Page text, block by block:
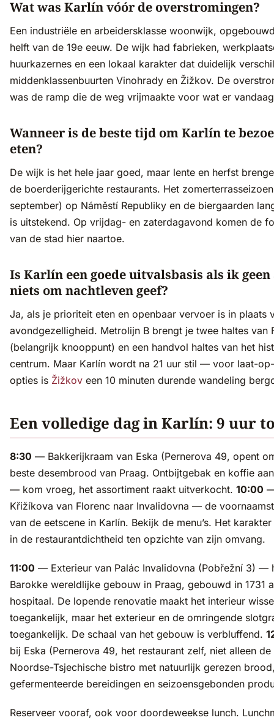
Wat was Karlín vóór de overstromingen?
Een industriële en arbeidersklasse woonwijk,
helft van de 19e eeuw. De wijk had fabrieken,
huurkazernes en een lokaal karakter dat duidelijk
middenklassenbuurten Vinohrady en Žižkov. De
was de ramp die de weg vrijmaakte voor wat er
Wanneer is de beste tijd om Karlín te
eten?
De wijk is het hele jaar goed, maar lente en herfst
de boerderijgerichte restaurants. Het
september) op Náměstí Republiky en de biergaarden
is uitstekend. Op vrijdag- en zaterdagavond komen de
van de stad hier naartoe.
Is Karlín een goede uitvalsbasis als ik
niets om nachtleven geef?
Ja, als je prioriteit eten en openbaar vervoer is in plaats
avondgezelligheid. Metrolijn B brengt je twee haltes van
(belangrijk knooppunt) en een handvol haltes van het
centrum. Maar Karlín wordt na 21 uur stil — voor laat-
opties is Žižkov een 10 minuten durende wandeling
Een volledige dag in Karlín: 9 uur
8:30 — Bakkerijkraam van Eska (Pernerova 49, opent
beste desembrood van Praag. Ontbijtgebak en koffie
— kom vroeg, het assortiment raakt uitverkocht. 10:00
Křižíkova van Florenc naar Invalidovna — de
van de eetscene in Karlín. Bekijk de menu’s. Het
in de restaurantdichtheid ten opzichte van zijn omvang.
11:00 — Exterieur van Palác Invalidovna (Pobřežní 3) —
Barokke wereldlijke gebouw in Praag, gebouwd in 1731
hospitaal. De lopende renovatie maakt het interieur
toegankelijk, maar het exterieur en de omringende
toegankelijk. De schaal van het gebouw is verbluffend.
bij Eska (Pernerova 49, het restaurant zelf, niet alleen
Noordse-Tsjechische bistro met natuurlijk gerezen
gefermenteerde bereidingen en seizoensgebonden
Reserveer vooraf, ook voor doordeweekse lunch.